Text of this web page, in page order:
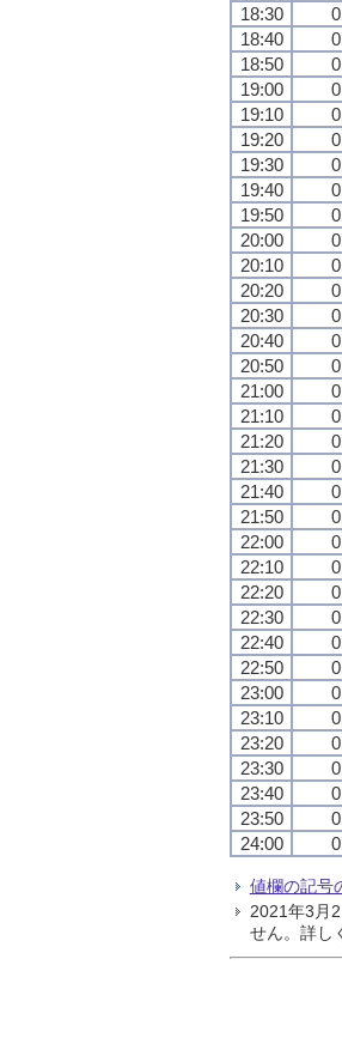
18:30
18:40
18:50
19:00
19:10
19:20
19:30
19:40
19:50
20:00
20:10
20:20
20:30
20:40
20:50
21:00
21:10
21:20
21:30
21:40
21:50
22:00
22:10
22:20
22:30
22:40
22:50
23:00
23:10
23:20
23:30
23:40
23:50
24:00
値欄の記号
2021年3月
せん。詳し